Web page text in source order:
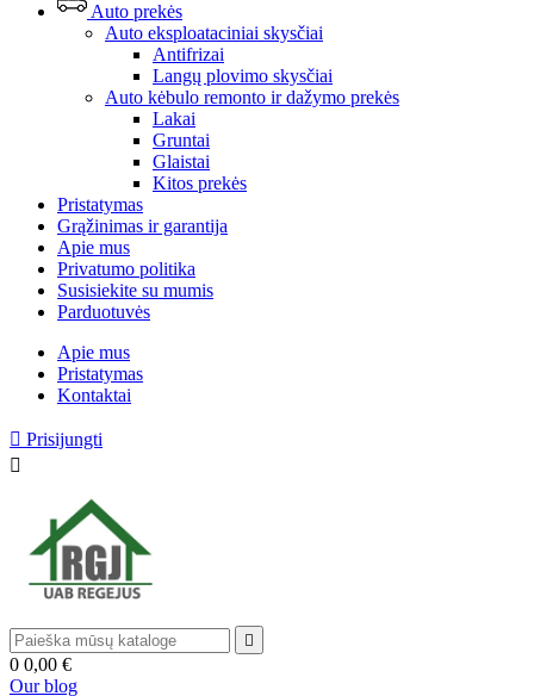
Auto prekės
Auto eksploataciniai skysčiai
Antifrizai
Langų plovimo skysčiai
Auto kėbulo remonto ir dažymo prekės
Lakai
Gruntai
Glaistai
Kitos prekės
Pristatymas
Grąžinimas ir garantija
Apie mus
Privatumo politika
Susisiekite su mumis
Parduotuvės
Apie mus
Pristatymas
Kontaktai
 Prisijungti


0 0,00 €
Our blog